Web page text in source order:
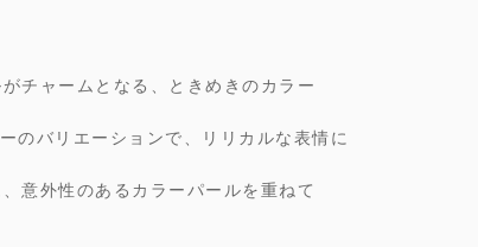
チャームとなる、ときめきのカラー
のバリエーションで、リリカルな表情に
意外性のあるカラーパールを重ねて